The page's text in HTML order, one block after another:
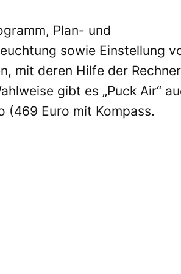
Plan- und
sowie Einstellung
mit deren Hilfe der Rechner
gibt es „Puck Air“
(469 Euro mit Kompass.